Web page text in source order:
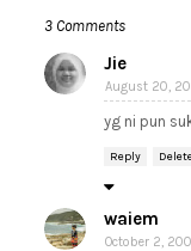
3 Comments
Jie
August 20,
yg ni pun
Reply
waiem
October 2,